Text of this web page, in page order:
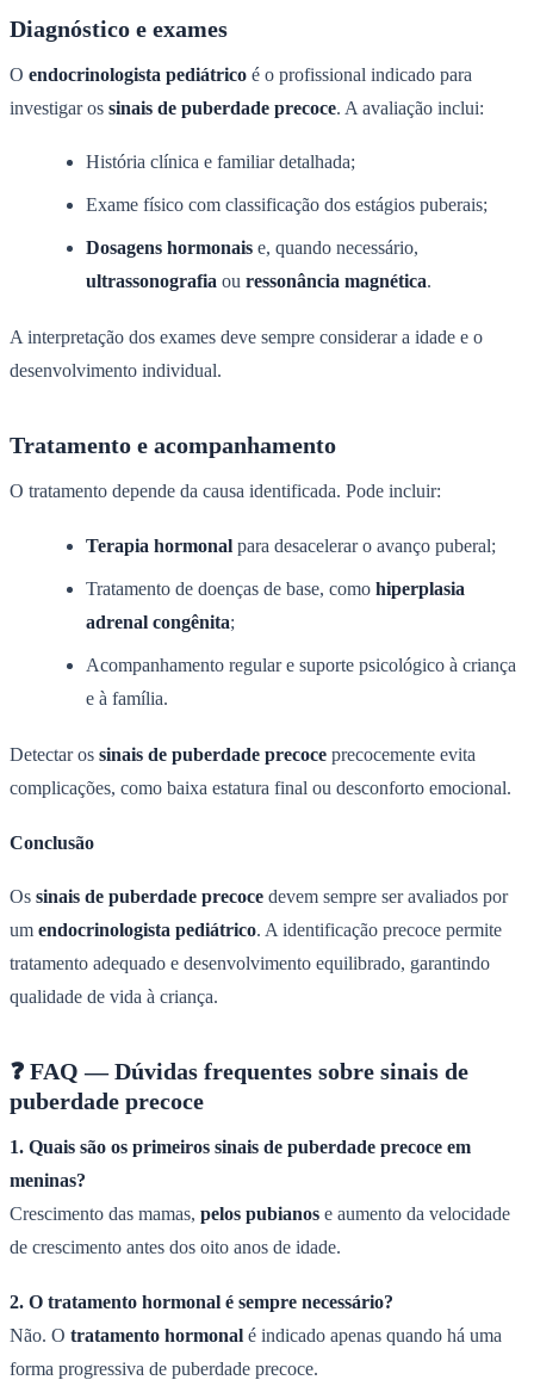
Diagnóstico e exames
O endocrinologista pediátrico é o profissional indicado para
investigar os sinais de puberdade precoce. A avaliação inclui:
História clínica e familiar detalhada;
Exame físico com classificação dos estágios puberais;
Dosagens hormonais e, quando necessário,
ultrassonografia ou ressonância magnética.
A interpretação dos exames deve sempre considerar a idade e o
desenvolvimento individual.
Tratamento e acompanhamento
O tratamento depende da causa identificada. Pode incluir:
Terapia hormonal para desacelerar o avanço puberal;
Tratamento de doenças de base, como hiperplasia
adrenal congênita;
Acompanhamento regular e suporte psicológico à criança
e à família.
Detectar os sinais de puberdade precoce precocemente evita
complicações, como baixa estatura final ou desconforto emocional.
Conclusão
Os sinais de puberdade precoce devem sempre ser avaliados por
um endocrinologista pediátrico. A identificação precoce permite
tratamento adequado e desenvolvimento equilibrado, garantindo
qualidade de vida à criança.
❓ FAQ — Dúvidas frequentes sobre sinais de
puberdade precoce
1. Quais são os primeiros sinais de puberdade precoce em
meninas?
Crescimento das mamas, pelos pubianos e aumento da velocidade
de crescimento antes dos oito anos de idade.
2. O tratamento hormonal é sempre necessário?
Não. O tratamento hormonal é indicado apenas quando há uma
forma progressiva de puberdade precoce.